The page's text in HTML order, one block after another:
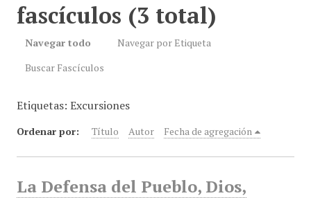
fascículos (3 total)
Navegar todo
Navegar por Etiqueta
Buscar Fascículos
Etiquetas: Excursiones
Ordenar por: Título Autor Fecha de agregación
La Defensa del Pueblo, Dios,